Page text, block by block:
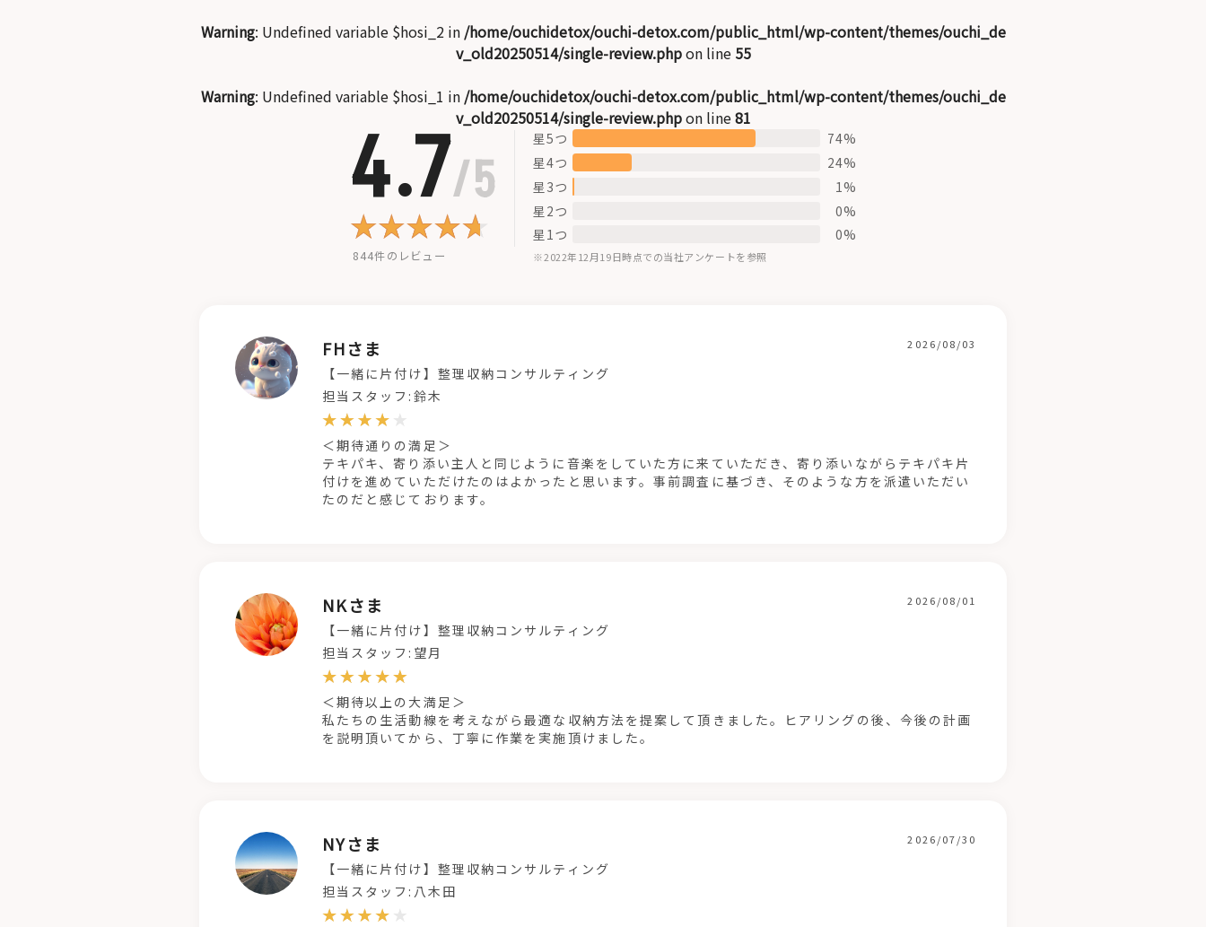
Warning: Undefined variable $hosi_2 in /home/ouchidetox/ouchi-detox.com/public_html/wp-content/themes/ouchi_de
v_old20250514/single-review.phpon line 55
Warning: Undefined variable $hosi_1 in /home/ouchidetox/ouchi-detox.com/public_html/wp-content/themes/ouchi_de
v_old20250514/single-review.phpon line81
4.7/5
844件のレビュー
星5つ
74%
星4つ
24%
星3つ
1%
星2つ
0%
星1つ
0%
※2022年12月19日時点での当社アンケートを参照
FHさま 2026/08/03
【一緒に片付け】整理収納コンサルティング
担当スタッフ:鈴木
＜期待通りの満足＞
テキパキ、寄り添い主人と同じように音楽をしていた方に来ていただき、寄り添いながらテキパキ片
付けを進めていただけたのはよかったと思います。事前調査に基づき、そのような方を派遣いただい
たのだと感じております。
NKさま 2026/08/01
【一緒に片付け】整理収納コンサルティング
担当スタッフ:望月
＜期待以上の大満足＞
私たちの生活動線を考えながら最適な収納方法を提案して頂きました。ヒアリングの後、今後の計画
を説明頂いてから、丁寧に作業を実施頂けました。
NYさま 2026/07/30
【一緒に片付け】整理収納コンサルティング
担当スタッフ:八木田